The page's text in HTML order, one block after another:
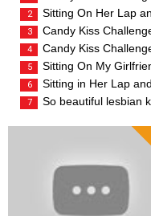
2 Sitting On Her Lap and
3 Candy Kiss
4 Candy Kiss
5 Sitting On My
6 Sitting in Her Lap
7 So beautiful lesbian